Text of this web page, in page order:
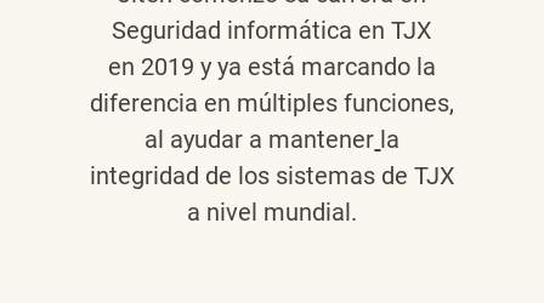
Seguridad informática en TJX
en 2019 y ya está marcando la
diferencia en múltiples funciones,
al ayudar a mantener la
integridad de los sistemas de TJX
a nivel mundial.